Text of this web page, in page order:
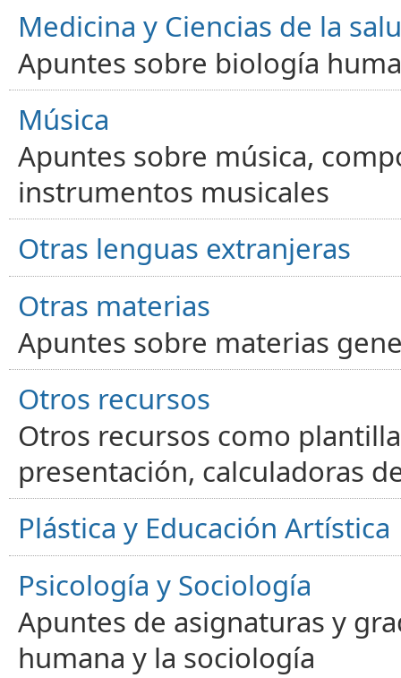
Medicina y Ciencias de la
Apuntes sobre biología
Música
Apuntes sobre música,
instrumentos musicales
Otras lenguas extranjeras
Otras materias
Apuntes sobre materias
Otros recursos
Otros recursos como
presentación, calculadoras
Plástica y Educación Artística
Psicología y Sociología
Apuntes de asignaturas y
humana y la sociología